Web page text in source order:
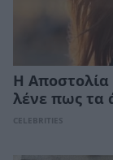
Η
λένε πως τα
CELEBRITIES